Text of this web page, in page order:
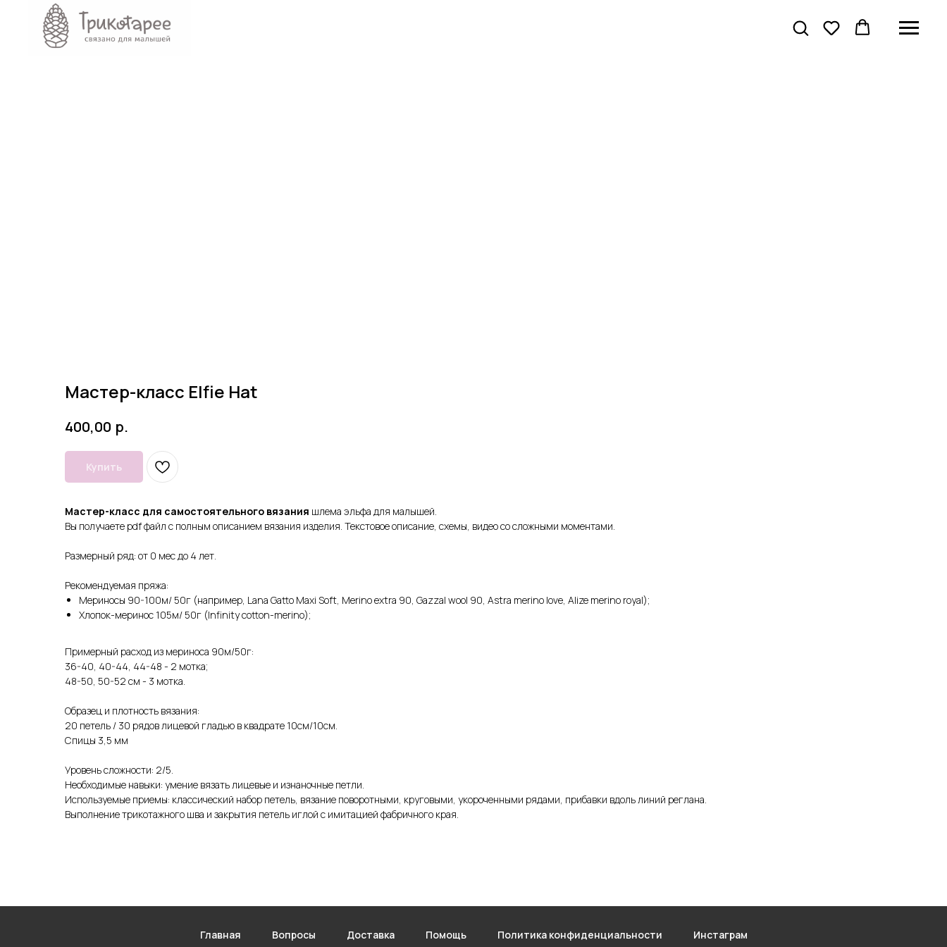
Мастер-класс Elfie Hat
400,00 р.
Купить
Мастер-класс для самостоятельного вязания шлема эльфа для малышей.
Вы получаете pdf файл с полным описанием вязания изделия. Текстовое описание, схемы, видео со сложными моментами.
Размерный ряд: от 0 мес до 4 лет.
Рекомендуемая пряжа:
Мериносы 90-100м/ 50г (например, Lana Gatto Maxi Soft, Merino extra 90, Gazzal wool 90, Astra merino love, Alize merino royal);
Хлопок-меринос 105м/ 50г (Infinity cotton-merino);
Примерный расход из мериноса 90м/50г:
36-40, 40-44, 44-48 - 2 мотка;
48-50, 50-52 см - 3 мотка.
Образец и плотность вязания:
20 петель / 30 рядов лицевой гладью в квадрате 10см/10см.
Спицы 3,5 мм
Уровень сложности: 2/5.
Необходимые навыки: умение вязать лицевые и изнаночные петли.
Используемые приемы: классический набор петель, вязание поворотными, круговыми, укороченными рядами, прибавки вдоль линий реглана.
Выполнение трикотажного шва и закрытия петель иглой с имитацией фабричного края.
Главная Вопросы Доставка Помощь Политика конфиденциальности Инстаграм